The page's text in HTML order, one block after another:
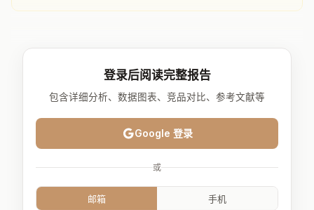
登录后阅读完整报告
包含详细分析、数据图表、竞品对比、参考文献等
Google 登录
或
邮箱 手机